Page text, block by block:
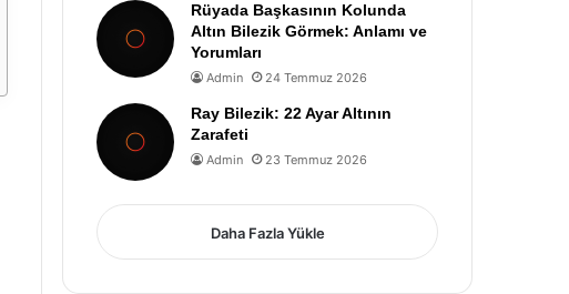
Rüyada Başkasının Kolunda
Altın Bilezik Görmek: Anlamı ve
Yorumları
Admin 24 Temmuz 2026
Ray Bilezik: 22 Ayar Altının
Zarafeti
Admin 23 Temmuz 2026
Daha Fazla Yükle